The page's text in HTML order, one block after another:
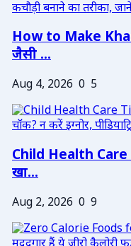
How to Make
जैसी ...
Aug 4, 2026 0 5
Child Health Care
खा...
Aug 2, 2026 0 9